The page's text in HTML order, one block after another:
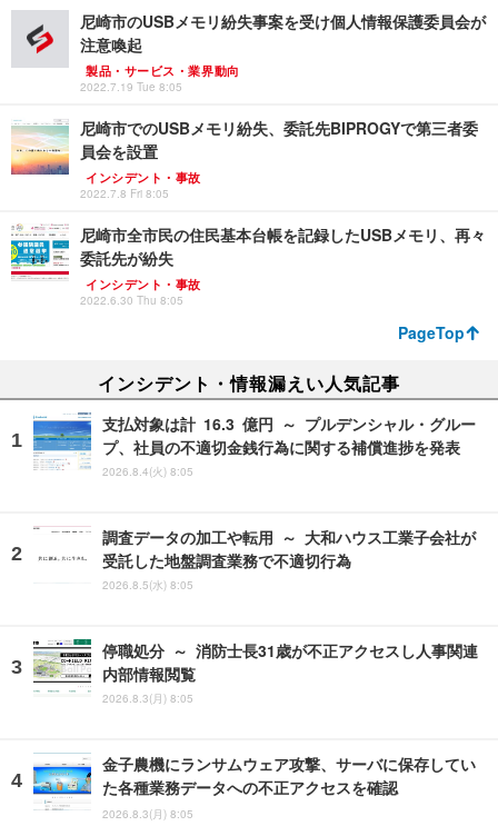
尼崎市のUSBメモリ紛失事案を受け個人情報保護委員会が
注意喚起
製品・サービス・業界動向
2022.7.19 Tue 8:05
尼崎市でのUSBメモリ紛失、委託先BIPROGYで第三者委
員会を設置
インシデント・事故
2022.7.8 Fri 8:05
尼崎市全市民の住民基本台帳を記録したUSBメモリ、再々
委託先が紛失
インシデント・事故
2022.6.30 Thu 8:05
PageTop
インシデント・情報漏えい人気記事
支払対象は計 16.3 億円 ～ プルデンシャル・グルー
プ、社員の不適切金銭行為に関する補償進捗を発表
2026.8.4(火) 8:05
調査データの加工や転用 ～ 大和ハウス工業子会社が
受託した地盤調査業務で不適切行為
2026.8.5(水) 8:05
停職処分 ～ 消防士長31歳が不正アクセスし人事関連
内部情報閲覧
2026.8.3(月) 8:05
金子農機にランサムウェア攻撃、サーバに保存してい
た各種業務データへの不正アクセスを確認
2026.8.3(月) 8:05